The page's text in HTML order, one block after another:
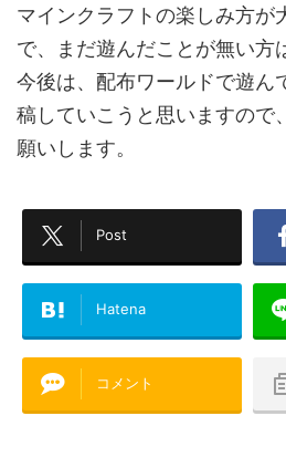
マインクラフトの楽しみ方が
で、まだ遊んだことが無い方
今後は、配布ワールドで遊ん
稿していこうと思いますので
願いします。
Post
Hatena
コメント